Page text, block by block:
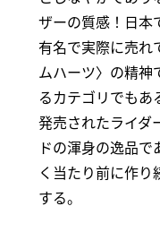
ザーの質感！日本
有名で実際に売れ
ムハーツ〉の精神
るカテゴリでもあ
発売されたライダ
ドの渾身の逸品
く当たり前に作
する。